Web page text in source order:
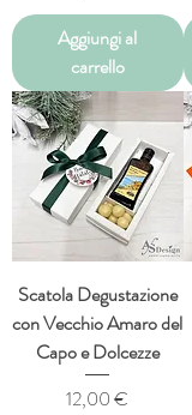
Aggiungi al
carrello
Scatola Degustazione
con Vecchio Amaro del
Capo e Dolcezze
Prezzo
12,00 €